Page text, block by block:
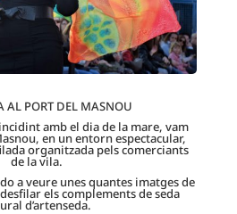
AL PORT DEL MASNOU
amb el dia de la mare, vam
en un entorn espectacular,
organitzada pels comerciants
de la vila.
a veure unes quantes imatges de
els complements de seda
d’artenseda.